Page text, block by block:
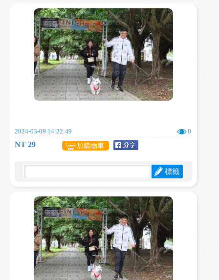
2024-03-09 14:22:49 0
NT 29 加購物車
標籤